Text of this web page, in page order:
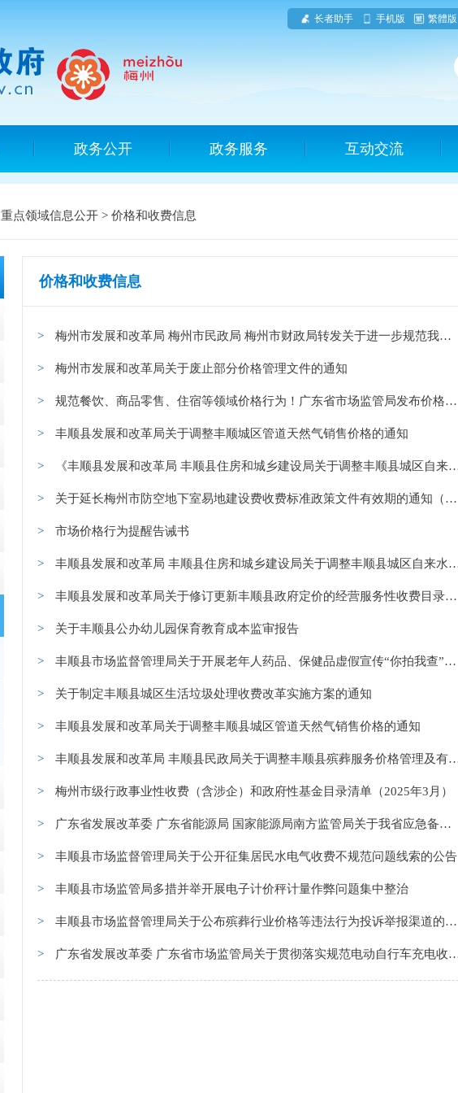
长者助手 手机版 繁體版
政务公开 政务服务 互动交流
重点领域信息公开 > 价格和收费信息
价格和收费信息
梅州市发展和改革局 梅州市民政局 梅州市财政局转发关于进一步规范我省殡...
梅州市发展和改革局关于废止部分价格管理文件的通知
规范餐饮、商品零售、住宿等领域价格行为！广东省市场监管局发布价格诚信指...
丰顺县发展和改革局关于调整丰顺城区管道天然气销售价格的通知
《丰顺县发展和改革局 丰顺县住房和城乡建设局关于调整丰顺县城区自来水价...
关于延长梅州市防空地下室易地建设费收费标准政策文件有效期的通知（梅市发...
市场价格行为提醒告诫书
丰顺县发展和改革局 丰顺县住房和城乡建设局关于调整丰顺县城区自来水价格...
丰顺县发展和改革局关于修订更新丰顺县政府定价的经营服务性收费目录清单的...
关于丰顺县公办幼儿园保育教育成本监审报告
丰顺县市场监督管理局关于开展老年人药品、保健品虚假宣传“你拍我查”线索...
关于制定丰顺县城区生活垃圾处理收费改革实施方案的通知
丰顺县发展和改革局关于调整丰顺县城区管道天然气销售价格的通知
丰顺县发展和改革局 丰顺县民政局关于调整丰顺县殡葬服务价格管理及有关问...
梅州市级行政事业性收费（含涉企）和政府性基金目录清单（2025年3月）
广东省发展改革委 广东省能源局 国家能源局南方监管局关于我省应急备用煤...
丰顺县市场监督管理局关于公开征集居民水电气收费不规范问题线索的公告
丰顺县市场监管局多措并举开展电子计价秤计量作弊问题集中整治
丰顺县市场监督管理局关于公布殡葬行业价格等违法行为投诉举报渠道的通告
广东省发展改革委 广东省市场监管局关于贯彻落实规范电动自行车充电收费行...